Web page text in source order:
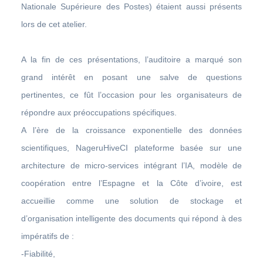
Nationale Supérieure des Postes) étaient aussi présents
lors de cet atelier.
A la fin de ces présentations, l’auditoire a marqué son
grand intérêt en posant une salve de questions
pertinentes, ce fût l’occasion pour les organisateurs de
répondre aux préoccupations spécifiques.
A l’ère de la croissance exponentielle des données
scientifiques, NageruHiveCI plateforme basée sur une
architecture de micro-services intégrant l’IA, modèle de
coopération entre l’Espagne et la Côte d’ivoire, est
accueillie comme une solution de stockage et
d’organisation intelligente des documents qui répond à des
impératifs de :
-Fiabilité,